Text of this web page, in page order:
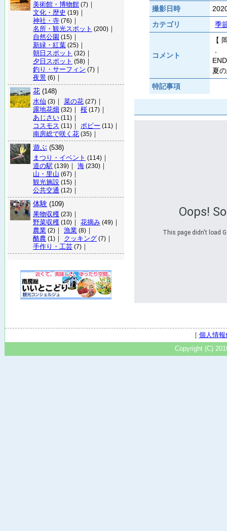
美術館・博物館 (7) ｜
文化・歴史 (19) ｜
神社・寺 (76) ｜
名所・観光スポット (200) ｜
自然公園 (15) ｜
新緑・紅葉 (25) ｜
朝日スポット (32) ｜
夕日スポット (58) ｜
釣り・サーフィン (7) ｜
夜景 (6) ｜
花 (148)
水仙 (3) ｜ 菜の花 (27) ｜
露地花畑 (32) ｜ 桜 (17) ｜
あじさい (11) ｜
コスモス (11) ｜ ポピー (11) ｜
南房総で咲く花 (35) ｜
遊ぶ (538)
まつり・イベント (114) ｜
道の駅 (139) ｜ 海 (230) ｜
山・里山 (67) ｜
観光施設 (15) ｜
公共交通 (12) ｜
体験 (109)
果物収穫 (23) ｜
野菜収穫 (10) ｜ 花摘み (49) ｜
農業 (2) ｜ 漁業 (8) ｜
酪農 (1) ｜ クッキング (7) ｜
手作り・工芸 (7) ｜
撮影日時
カテゴリ
季
コメント
【
．
夏
特記事項
Oops!
This page didn't load
｜ 個人情
Copyright (C)